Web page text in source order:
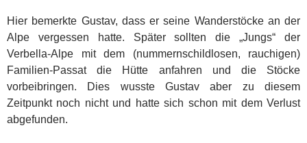
Hier bemerkte Gustav, dass er seine Wanderstöcke an der
Alpe vergessen hatte. Später sollten die „Jungs“ der
Verbella-Alpe mit dem (nummernschildlosen, rauchigen)
Familien-Passat die Hütte anfahren und die Stöcke
vorbeibringen. Dies wusste Gustav aber zu diesem
Zeitpunkt noch nicht und hatte sich schon mit dem Verlust
abgefunden.